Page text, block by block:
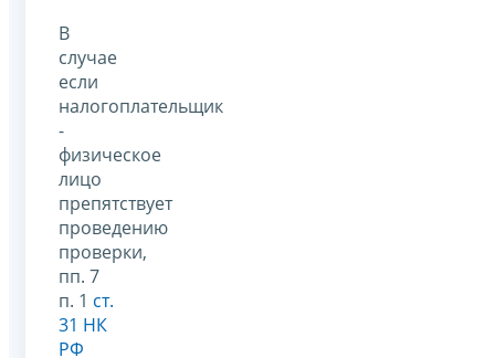
В
случае
если
налогоплательщик
-
физическое
лицо
препятствует
проведению
проверки,
пп. 7
п. 1 ст.
31 НК
РФ